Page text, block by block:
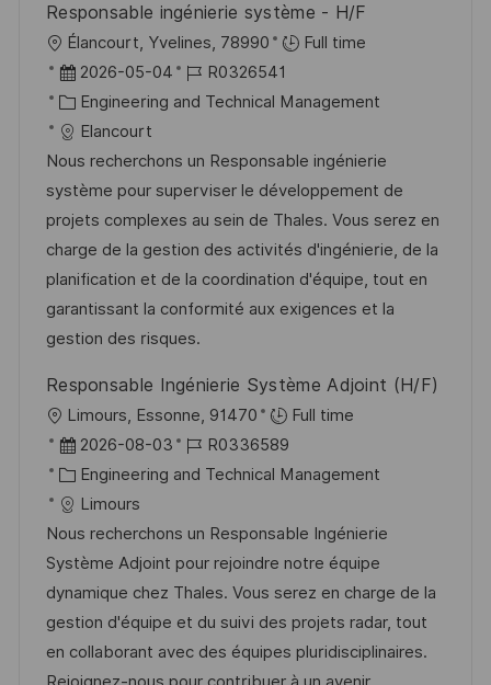
h
u
n
g
e
r
ö
f
e
n
t
l
i
c
h
u
n
g
e
Responsable ingénierie système - H/F
O
r
t
Élancourt, Yvelines, 78990
Full time
D
a
t
u
m
d
e
r
V
e
ö
f
f
e
n
t
l
i
c
h
2026-05-04
J
o
-
I
D
R0326541
K
a
t
e
g
o
r
i
e
Engineering and Technical Management
Elancourt
Nous recherchons un Responsable ingénierie
système pour superviser le développement de
projets complexes au sein de Thales. Vous serez en
charge de la gestion des activités d'ingénierie, de la
planification et de la coordination d'équipe, tout en
garantissant la conformité aux exigences et la
gestion des risques.
Responsable Ingénierie Système Adjoint (H/F)
O
r
t
Limours, Essonne, 91470
Full time
D
a
t
u
m
d
e
r
V
2026-08-03
J
o
-
I
D
R0336589
K
a
t
e
g
o
r
i
Engineering and Technical Management
Limours
Nous recherchons un Responsable Ingénierie
Système Adjoint pour rejoindre notre équipe
dynamique chez Thales. Vous serez en charge de la
gestion d'équipe et du suivi des projets radar, tout
en collaborant avec des équipes pluridisciplinaires.